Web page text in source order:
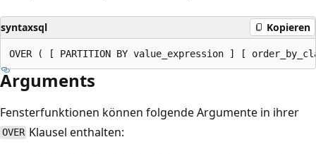
syntaxsql Kopieren
Arguments
Fensterfunktionen können folgende Argumente in ihrer
OVER Klausel enthalten: